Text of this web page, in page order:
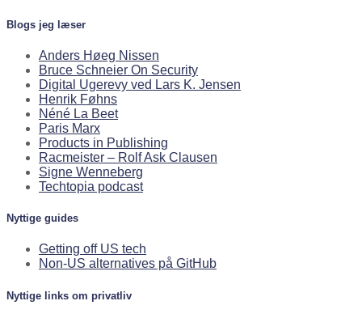
Blogs jeg læser
Anders Høeg Nissen
Bruce Schneier On Security
Digital Ugerevy ved Lars K. Jensen
Henrik Føhns
Néné La Beet
Paris Marx
Products in Publishing
Racmeister – Rolf Ask Clausen
Signe Wenneberg
Techtopia podcast
Nyttige guides
Getting off US tech
Non-US alternatives på GitHub
Nyttige links om privatliv